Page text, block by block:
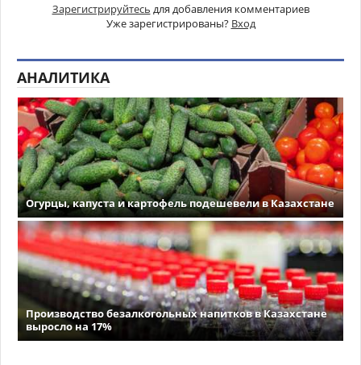
Зарегистрируйтесь для добавления комментариев
Уже зарегистрированы? Вход
АНАЛИТИКА
Огурцы, капуста и картофель подешевели в Казахстане
Производство безалкогольных напитков в Казахстане
выросло на 17%